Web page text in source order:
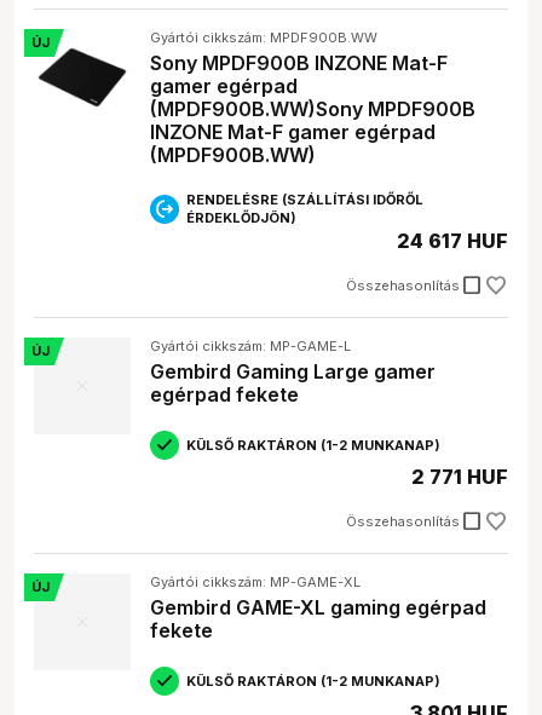
ÚJ Gyártói cikkszám: MPDF900B.WW
Sony MPDF900B INZONE Mat-F
gamer egérpad
(MPDF900B.WW)Sony MPDF900B
INZONE Mat-F gamer egérpad
(MPDF900B.WW)
RENDELÉSRE (SZÁLLÍTÁSI IDŐRŐL
ÉRDEKLŐDJÖN)
Összehasonlítás check_box_outline_blank
24 617 HUF
ÚJ Gyártói cikkszám: MP-GAME-L
Gembird Gaming Large gamer
egérpad fekete
KÜLSŐ RAKTÁRON (1-2 MUNKANAP)
Összehasonlítás check_box_outline_blank
2 771 HUF
ÚJ Gyártói cikkszám: MP-GAME-XL
Gembird GAME-XL gaming egérpad
fekete
KÜLSŐ RAKTÁRON (1-2 MUNKANAP)